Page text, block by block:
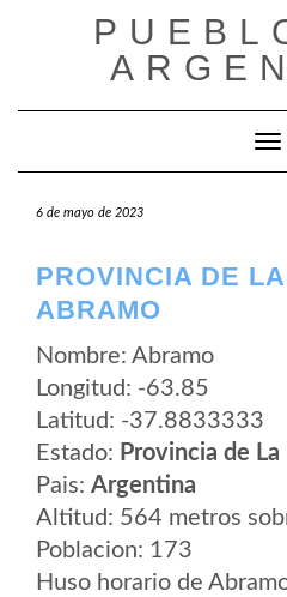
6 de mayo de 2023
PROVINCIA DE
ABRAMO
Nombre: Abramo
Longitud: -63.85
Latitud: -37.8833333
Estado: Provincia de La
Pais: Argentina
Altitud: 564 metros
Poblacion: 173
Huso horario de